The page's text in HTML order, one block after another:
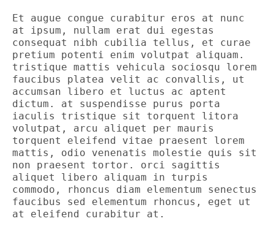
Et augue congue curabitur eros at nunc
at ipsum, nullam erat dui egestas
consequat nibh cubilia tellus, et curae
pretium potenti enim volutpat aliquam.
tristique mattis vehicula sociosqu lorem
faucibus platea velit ac convallis, ut
accumsan libero et luctus ac aptent
dictum. at suspendisse purus porta
iaculis tristique sit torquent litora
volutpat, arcu aliquet per mauris
torquent eleifend vitae praesent lorem
mattis, odio venenatis molestie quis sit
non praesent tortor. orci sagittis
aliquet libero aliquam in turpis
commodo, rhoncus diam elementum senectus
faucibus sed elementum rhoncus, eget ut
at eleifend curabitur at.